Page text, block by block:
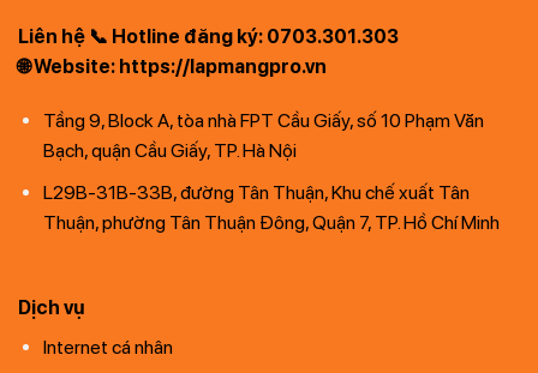
Liên hệ 📞 Hotline đăng ký: 0703.301.303
🌐 Website: https://lapmangpro.vn
Tầng 9, Block A, tòa nhà FPT Cầu Giấy, số 10 Phạm Văn
Bạch, quận Cầu Giấy, TP. Hà Nội
L29B-31B-33B, đường Tân Thuận, Khu chế xuất Tân
Thuận, phường Tân Thuận Đông, Quận 7, TP. Hồ Chí Minh
Dịch vụ
Internet cá nhân